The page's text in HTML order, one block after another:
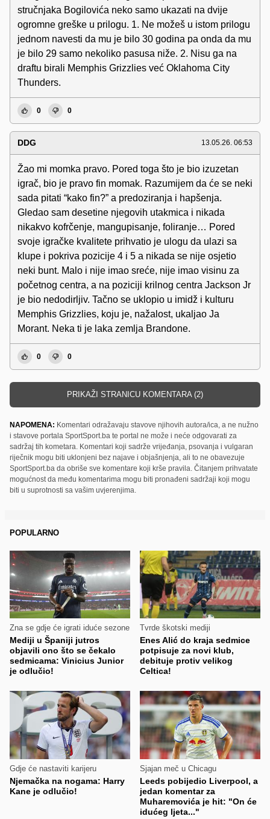
stručnjaka Bogilovića neko samo ukazati na dvije
ogromne greške u prilogu. 1. Ne možeš u istom prilogu
jednom navesti da mu je bilo 30 godina pa onda da mu
je bilo 29 samo nekoliko pasusa niže. 2. Nisu ga na
draftu birali Memphis Grizzlies već Oklahoma City
Thunders.
0 0
DDG 13.05.26. 06:53
Žao mi momka pravo. Pored toga što je bio izuzetan
igrač, bio je pravo fin momak. Razumijem da će se neki
sada pitati “kako fin?” a predoziranja i hapšenja.
Gledao sam desetine njegovih utakmica i nikada
nikakvo kofrčenje, mangupisanje, foliranje… Pored
svoje igračke kvalitete prihvatio je ulogu da ulazi sa
klupe i pokriva pozicije 4 i 5 a nikada se nije osjetio
neki bunt. Malo i nije imao sreće, nije imao visinu za
početnog centra, a na poziciji krilnog centra Jackson Jr
je bio nedodirljiv. Tačno se uklopio u imidž i kulturu
Memphis Grizzlies, koju je, nažalost, ukaljao Ja
Morant. Neka ti je laka zemlja Brandone.
0 0
PRIKAŽI STRANICU KOMENTARA (2)
NAPOMENA: Komentari odražavaju stavove njihovih autora/ica, a ne nužno
i stavove portala SportSport.ba te portal ne može i neće odgovarati za
sadržaj tih kometara. Komentari koji sadrže vrijeđanja, psovanja i vulgaran
riječnik mogu biti uklonjeni bez najave i objašnjenja, ali to ne obavezuje
SportSport.ba da obriše sve komentare koji krše pravila. Čitanjem prihvatate
mogućnost da među komentarima mogu biti pronađeni sadržaji koji mogu
biti u suprotnosti sa vašim uvjerenjima.
POPULARNO
Zna se gdje će igrati iduće sezone
Mediji u Španiji jutros
objavili ono što se čekalo
sedmicama: Vinicius Junior
je odlučio!
Tvrde škotski mediji
Enes Alić do kraja sedmice
potpisuje za novi klub,
debituje protiv velikog
Celtica!
Gdje će nastaviti karijeru
Njemačka na nogama: Harry
Kane je odlučio!
Sjajan meč u Chicagu
Leeds pobijedio Liverpool, a
jedan komentar za
Muharemovića je hit: "On će
idućeg ljeta..."